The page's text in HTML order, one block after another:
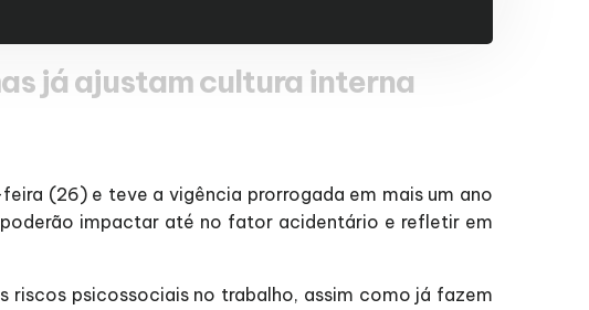
já ajustam cultura interna
(26) e teve a vigência prorrogada em mais um ano
impactar até no fator acidentário e refletir em
riscos psicossociais no trabalho, assim como já fazem